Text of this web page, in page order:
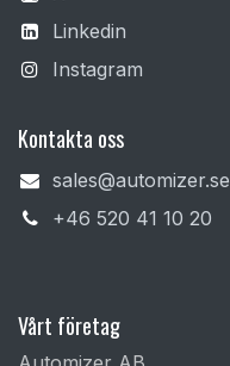
Linkedin
Instagram
Kontakta oss
sales@automizer.se
+4​6 520 41 10 20​
Vårt företag